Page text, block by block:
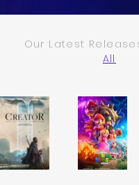
Our Latest
All